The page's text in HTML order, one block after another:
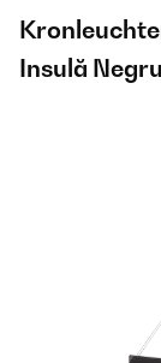
Insulă Negru